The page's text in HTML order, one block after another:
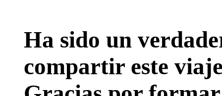
Ha sido un
compartir este